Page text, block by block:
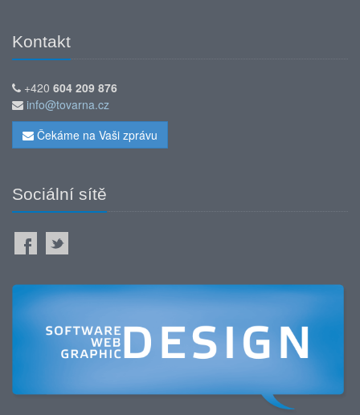
Kontakt
+420 604 209 876
info@tovarna.cz
Čekáme na Vaši zprávu
Sociální sítě